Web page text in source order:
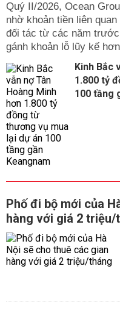
Quý II/2026, Ocean
nhờ khoản tiền liên
đối tác từ các năm
gánh khoản lỗ lũy kế
Kinh Bắc
1.800 tỷ
100 tầng
Phố đi bộ mới của
hàng với giá 2 triệu/